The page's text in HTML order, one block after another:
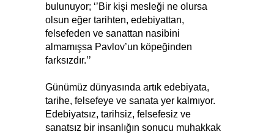
bulunuyor; ‘’Bir kişi mesleği ne olursa
olsun eğer tarihten, edebiyattan,
felsefeden ve sanattan nasibini
almamışsa Pavlov’un köpeğinden
farksızdır.’’
Günümüz dünyasında artık edebiyata,
tarihe, felsefeye ve sanata yer kalmıyor.
Edebiyatsız, tarihsiz, felsefesiz ve
sanatsız bir insanlığın sonucu muhakkak